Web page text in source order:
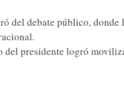
del debate público,
presidente logró